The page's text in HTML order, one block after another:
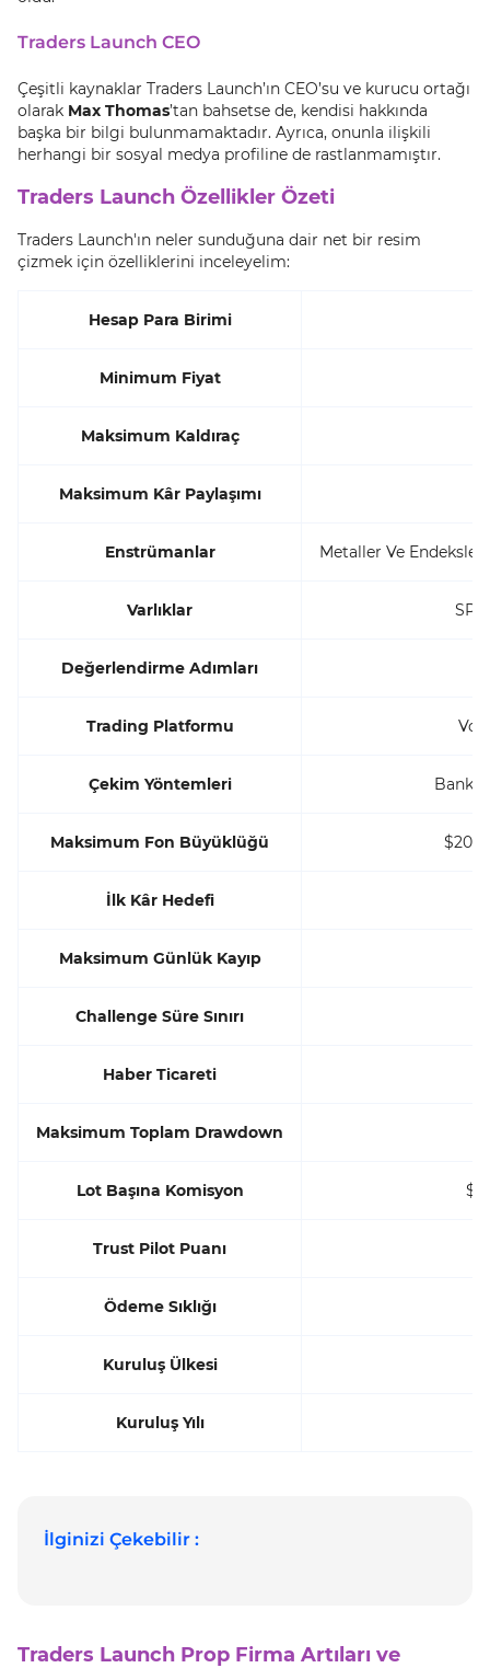
Traders Launch CEO
Çeşitli kaynaklar Traders Launch’ın CEO’su ve kurucu ortağı
olarak Max Thomas’tan bahsetse de, kendisi hakkında
başka bir bilgi bulunmamaktadır. Ayrıca, onunla ilişkili
herhangi bir sosyal medya profiline de rastlanmamıştır.
Traders Launch Özellikler Özeti
Traders Launch'ın neler sunduğuna dair net bir resim
çizmek için özelliklerini inceleyelim:
Hesap Para Birimi
Minimum Fiyat
Maksimum Kaldıraç
Maksimum Kâr Paylaşımı
Enstrümanlar Metaller Ve
Varlıklar
Değerlendirme Adımları
Trading Platformu
Çekim Yöntemleri Banka
Maksimum Fon Büyüklüğü
İlk Kâr Hedefi
Maksimum Günlük Kayıp
Challenge Süre Sınırı
Haber Ticareti
Maksimum Toplam Drawdown
Lot Başına Komisyon
Trust Pilot Puanı
Ödeme Sıklığı
Kuruluş Ülkesi
Kuruluş Yılı
İlginizi Çekebilir :
Traders Launch Prop Firma Artıları ve